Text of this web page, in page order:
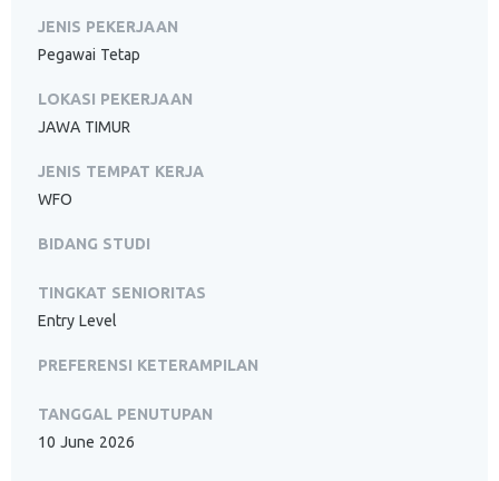
JENIS PEKERJAAN
Pegawai Tetap
LOKASI PEKERJAAN
JAWA TIMUR
JENIS TEMPAT KERJA
WFO
BIDANG STUDI
TINGKAT SENIORITAS
Entry Level
PREFERENSI KETERAMPILAN
TANGGAL PENUTUPAN
10 June 2026